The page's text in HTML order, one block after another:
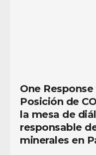
One Response
Posición de
la mesa de
responsable
minerales en